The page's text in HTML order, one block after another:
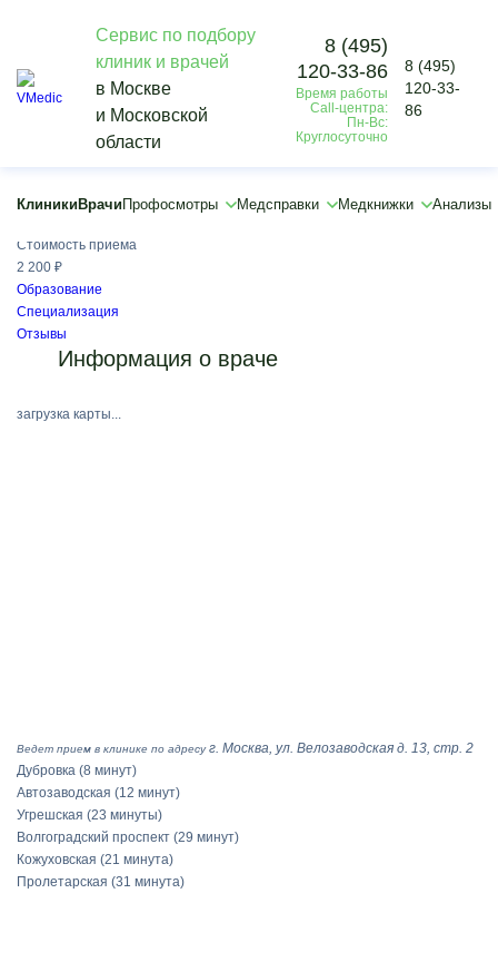
Сервис по подбору
клиник и врачей
в Москве
и Московской
области
8 (495)
120-33-86
Время работы
Call-центра:
Пн-Вс:
Круглосуточно
8 (495)
120-33-
86
Клиники Врачи Профосмотры Медсправки Медкнижки Анализы
Vmedic
Врачи
Монахова Надежда Владимировна
Венеролог, Дерматолог, Терапевт
Стоимость приёма
2 200 ₽
Образование
Специализация
Отзывы
Информация о враче
загрузка карты...
Ведет прием в клинике по адресу г. Москва, ул. Велозаводская д. 13, стр. 2
Дубровка (8 минут)
Автозаводская (12 минут)
Угрешская (23 минуты)
Волгоградский проспект (29 минут)
Кожуховская (21 минута)
Пролетарская (31 минута)